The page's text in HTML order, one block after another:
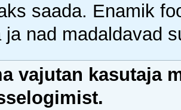
saada. Enamik
ja nad madaldavad
vajutan kasutaja